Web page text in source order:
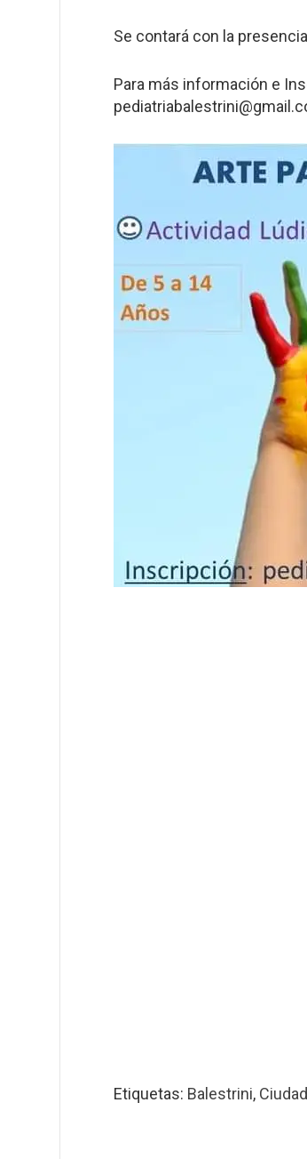
Se contará con la
Para más información e
Etiquetas: Balestrini,